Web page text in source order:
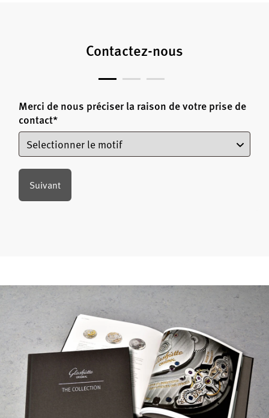
Contactez-nous
Merci de nous préciser la raison de votre prise de
contact*